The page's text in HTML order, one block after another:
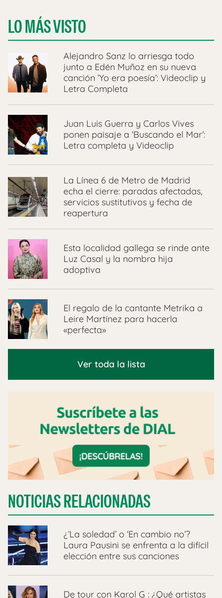
LO MÁS VISTO
Alejandro Sanz lo arriesga todo
junto a Edén Muñoz en su nueva
canción ‘Yo era poesía’: Videoclip y
Letra Completa
Juan Luis Guerra y Carlos Vives
ponen paisaje a ‘Buscando el Mar’:
Letra completa y Videoclip
La Línea 6 de Metro de Madrid
echa el cierre: paradas afectadas,
servicios sustitutivos y fecha de
reapertura
Esta localidad gallega se rinde ante
Luz Casal y la nombra hija
adoptiva
El regalo de la cantante Metrika a
Leire Martínez para hacerla
«perfecta»
Ver toda la lista
NOTICIAS RELACIONADAS
¿’La soledad’ o ‘En cambio no’?
Laura Pausini se enfrenta a la difícil
elección entre sus canciones
De tour con Karol G : ¿Qué artistas